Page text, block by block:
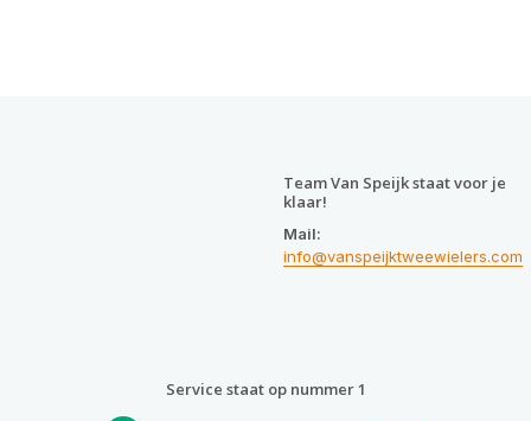
Team Van Speijk staat voor je
klaar!
Mail:
info@vanspeijktweewielers.com
Service staat op nummer 1